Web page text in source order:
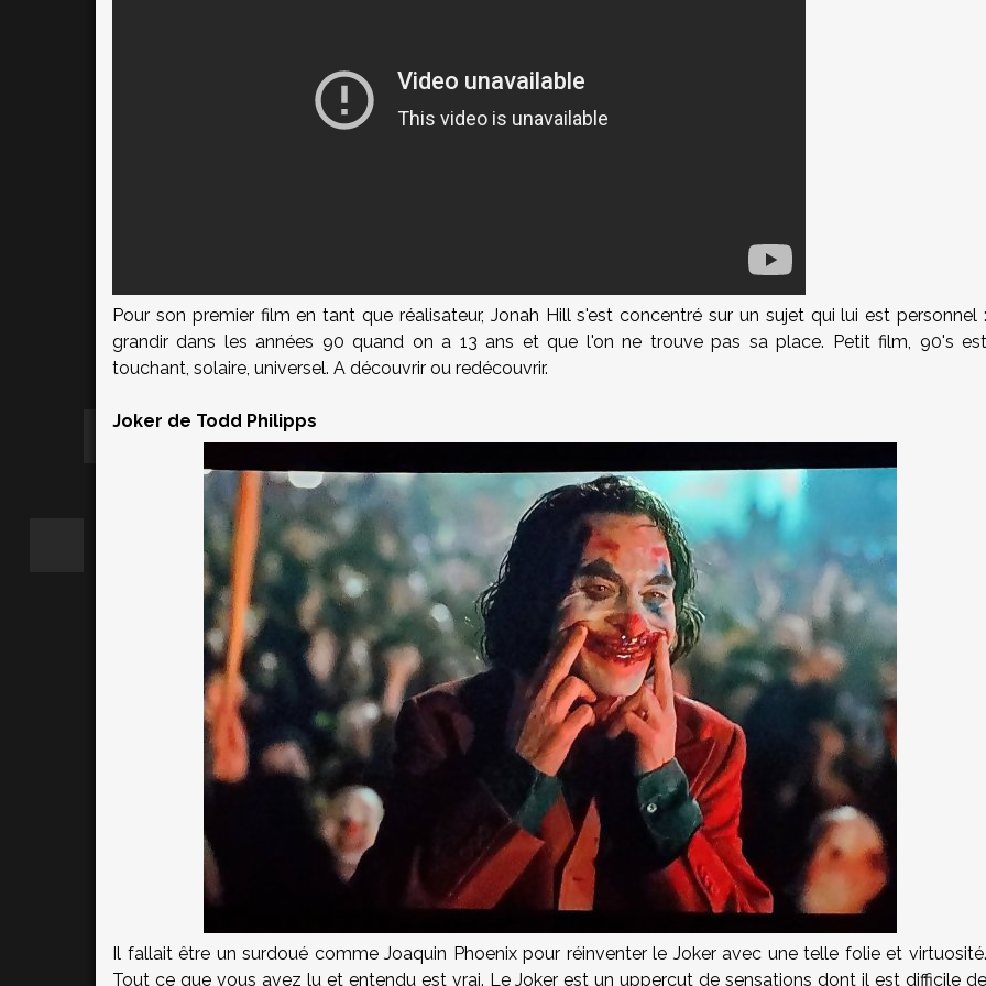
Pour son premier film en tant que réalisateur, Jonah Hill s'est concentré sur un sujet qui lui est personnel :
grandir dans les années 90 quand on a 13 ans et que l'on ne trouve pas sa place. Petit film, 90's est
touchant, solaire, universel. A découvrir ou redécouvrir.
Joker de Todd Philipps
Il fallait être un surdoué comme Joaquin Phoenix pour réinventer le Joker avec une telle folie et virtuosité.
Tout ce que vous avez lu et entendu est vrai. Le Joker est un uppercut de sensations dont il est difficile de